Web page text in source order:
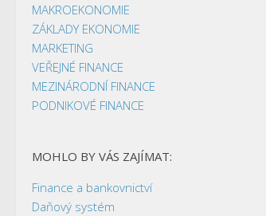
MAKROEKONOMIE
ZÁKLADY EKONOMIE
MARKETING
VEŘEJNÉ FINANCE
MEZINÁRODNÍ FINANCE
PODNIKOVÉ FINANCE
MOHLO BY VÁS ZAJÍMAT:
Finance a bankovnictví
Daňový systém